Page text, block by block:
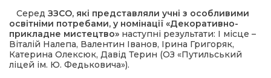
Серед ЗЗСО, які представляли учні з особливими
освітніми потребами, у номінації «Декоративно-
прикладне мистецтво» наступні результати: І місце –
Віталій Налепа, Валентин Іванов, Ірина Григоряк,
Катерина Олексюк, Давід Терин (ОЗ «Путильський
ліцей ім. Ю. Федьковича»).